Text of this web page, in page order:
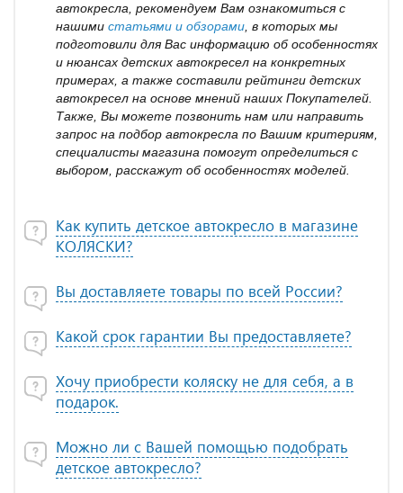
автокресла, рекомендуем Вам ознакомиться с
нашими статьями и обзорами , в которых мы
подготовили для Вас информацию об особенностях
и нюансах детских автокресел на конкретных
примерах, а также составили рейтинги детских
автокресел на основе мнений наших Покупателей.
Также, Вы можете позвонить нам или направить
запрос на подбор автокресла по Вашим критериям,
специалисты магазина помогут определиться с
выбором, расскажут об особенностях моделей.
Как купить детское автокресло в магазине
КОЛЯСКИ?
Вы доставляете товары по всей России?
Какой срок гарантии Вы предоставляете?
Хочу приобрести коляску не для себя, а в
подарок.
Можно ли с Вашей помощью подобрать
детское автокресло?